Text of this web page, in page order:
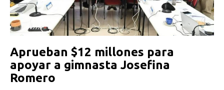
Aprueban $12 millones para
apoyar a gimnasta Josefina
Romero